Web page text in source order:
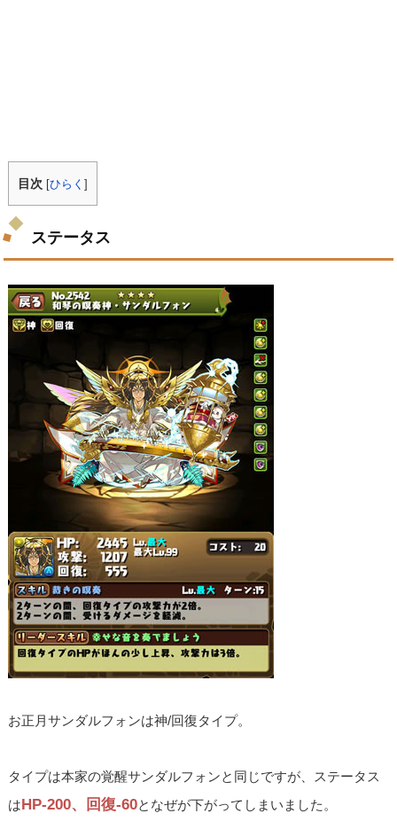
目次 [ひらく]
ステータス
お正月サンダルフォンは神/回復タイプ。
タイプは本家の覚醒サンダルフォンと同じですが、ステータス
は HP-200、回復-60となぜが下がってしまいました。